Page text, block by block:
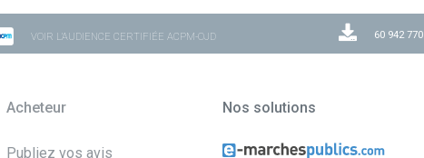
VOIR L'AUDIENCE CERTIFIÉE ACPM-OJD 60 942 770
Acheteur
Publiez vos avis
Nos solutions